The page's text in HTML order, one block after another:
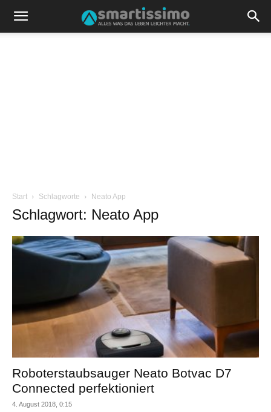
Start Schlagworte Neato App
Schlagwort: Neato App
Roboterstaubsauger Neato Botvac D7
Connected perfektioniert
4. August 2018, 0:15